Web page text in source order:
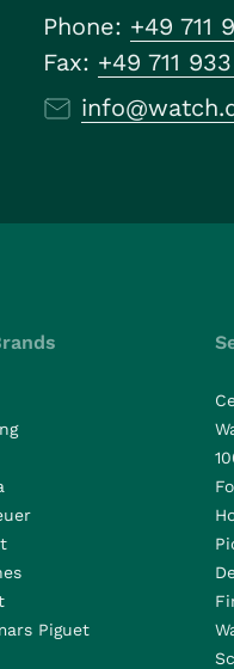
Phone: +49 711
Fax: +49 711
Piguet